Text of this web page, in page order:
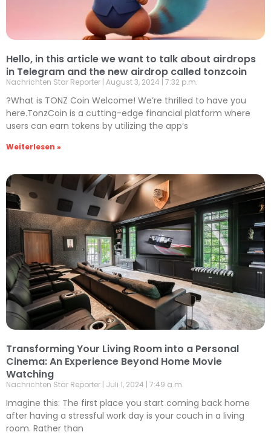
Hello, in this article we want to talk about airdrops
in Telegram and the new airdrop called tonzcoin
Nachrichten Star Reporter August 3, 2024 7:32 p.m.
?What is TONZ Coin Welcome! We’re thrilled to have you
here.TonzCoin is a cutting-edge financial platform where
users can earn tokens by utilizing the app’s
Weiterlesen »
Transforming Your Living Room into a Personal
Cinema: An Experience Beyond Home Movie
Watching
Nachrichten Star Reporter Juli 1, 2024 7:49 a.m.
Imagine this: The first place you start coming back home
after having a stressful work day is your couch in a living
room. Rather than